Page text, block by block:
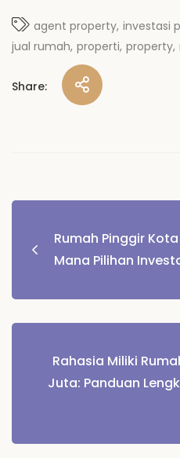
agent property investasi
jual rumah properti property
Share:
PostRumah Pinggir
Mana Pilihan
Rahasia Miliki
Juta: Panduan